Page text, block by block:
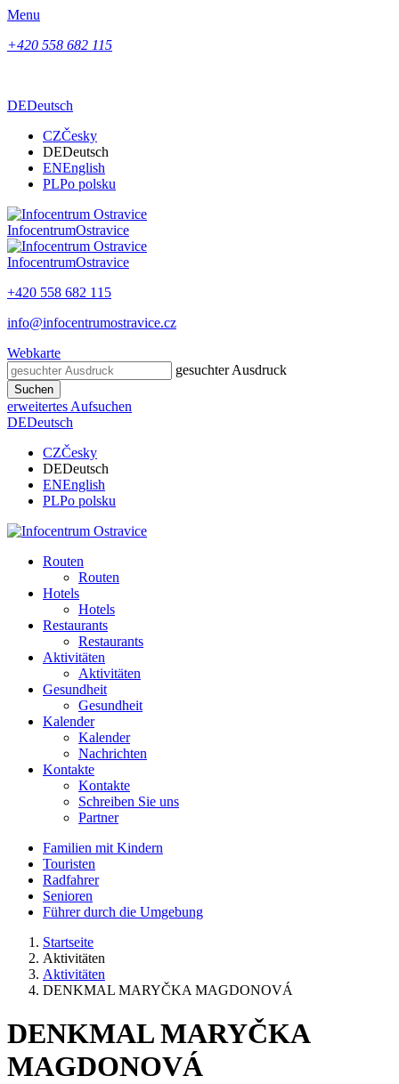
Menu
+420 558 682 115
DEDeutsch
CZČesky
DEDeutsch
ENEnglish
PLPo polsku
InfocentrumOstravice
InfocentrumOstravice
+420 558 682 115
info@infocentrumostravice.cz
Webkarte
gesuchter Ausdruck
Suchen
erweitertes Aufsuchen
DEDeutsch
CZČesky
DEDeutsch
ENEnglish
PLPo polsku
Routen
Routen
Hotels
Hotels
Restaurants
Restaurants
Aktivitäten
Aktivitäten
Gesundheit
Gesundheit
Kalender
Kalender
Nachrichten
Kontakte
Kontakte
Schreiben Sie uns
Partner
Familien mit Kindern
Touristen
Radfahrer
Senioren
Führer durch die Umgebung
Startseite
Aktivitäten
Aktivitäten
DENKMAL MARYČKA MAGDONOVÁ
DENKMAL MARYČKA
MAGDONOVÁ